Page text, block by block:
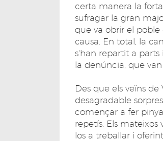
certa manera la
sufragar la gran
que va obrir el
causa. En total, la
s'han repartit a parts
la denúncia, que
Des que els veïns
desagradable
començar a fer
repetís. Els
los a treballar i